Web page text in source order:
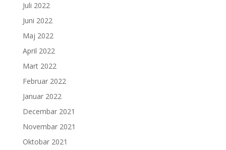
Juli 2022
Juni 2022
Maj 2022
April 2022
Mart 2022
Februar 2022
Januar 2022
Decembar 2021
Novembar 2021
Oktobar 2021